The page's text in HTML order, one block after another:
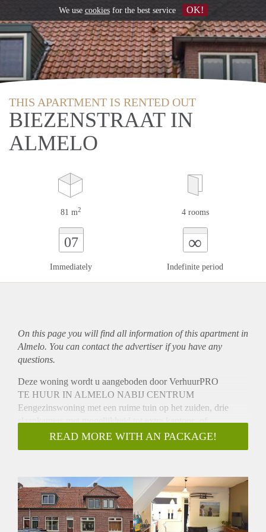
THIS APARTMENT IS RENTED OUT
BIEZENSTRAAT IN
ALMELO
81 m2 4 rooms
07
Immediately
∞
Indefinite period
On this page you will find all information of this apartmentin
Almelo. You can contact the advertiser if you have any
questions.
Deze woning wordt u aangeboden door VerhuurPRO
TE HUUR IN ALMELO NABIJ CENTRUM
Eengezinswoning met een ruime tuin op het zuiden, drie
slaapkamers met mogelijkheid tot extra kantoor- of
hobbyruimte.
INDELING:
achterportaal met toegang naar het toilet en de badkamer,
voorzien van douche en wastafel, toegang naar een
aangebouwde ruimte geschikt als kantoor- or hobbyruimte.
1e VERDIEPING:
READ MORE WITH AN PACKAGE!
We use cookiesfor the best service OK!